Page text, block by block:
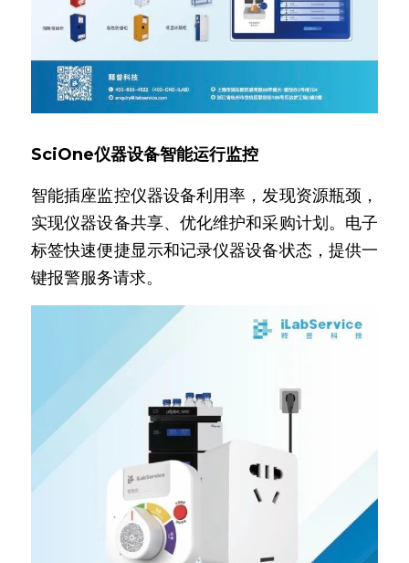
SciOne仪器设备智能运行监控
智能插座监控仪器设备利用率，发现资源瓶颈，
实现仪器设备共享、优化维护和采购计划。电子
标签快速便捷显示和记录仪器设备状态，提供一
键报警服务请求。